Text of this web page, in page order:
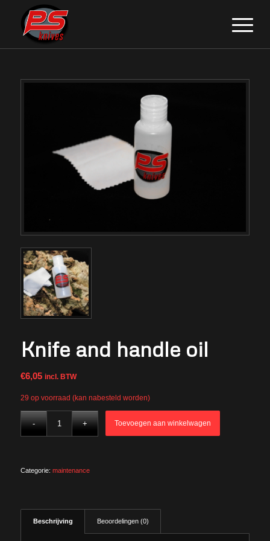
Knife and handle oil
€6,05 incl. BTW
29 op voorraad (kan nabesteld worden)
Toevoegen aan winkelwagen
Categorie: maintenance
Beschrijving Beoordelingen (0)